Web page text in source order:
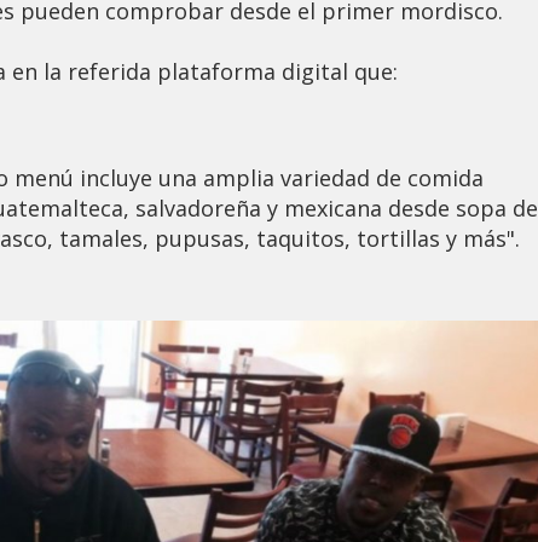
pueden comprobar desde el primer mordisco.
en la referida plataforma digital que:
menú incluye una amplia variedad de comida
salvadoreña y mexicana desde sopa de
tamales, pupusas, taquitos, tortillas y más".